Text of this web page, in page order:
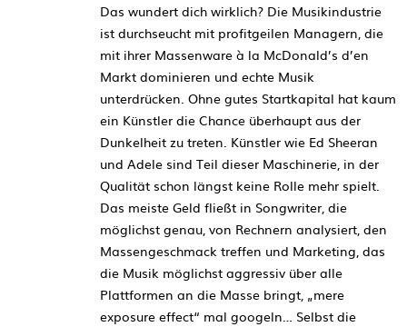
Das wundert dich wirklich? Die Musikindustrie
ist durchseucht mit profitgeilen Managern, die
mit ihrer Massenware à la McDonald’s d’en
Markt dominieren und echte Musik
unterdrücken. Ohne gutes Startkapital hat kaum
ein Künstler die Chance überhaupt aus der
Dunkelheit zu treten. Künstler wie Ed Sheeran
und Adele sind Teil dieser Maschinerie, in der
Qualität schon längst keine Rolle mehr spielt.
Das meiste Geld fließt in Songwriter, die
möglichst genau, von Rechnern analysiert, den
Massengeschmack treffen und Marketing, das
die Musik möglichst aggressiv über alle
Plattformen an die Masse bringt, „mere
exposure effect“ mal googeln… Selbst die